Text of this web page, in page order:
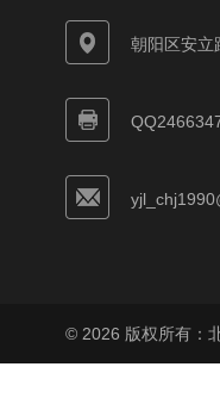
朝阳区安立
© 2026 版权所有：